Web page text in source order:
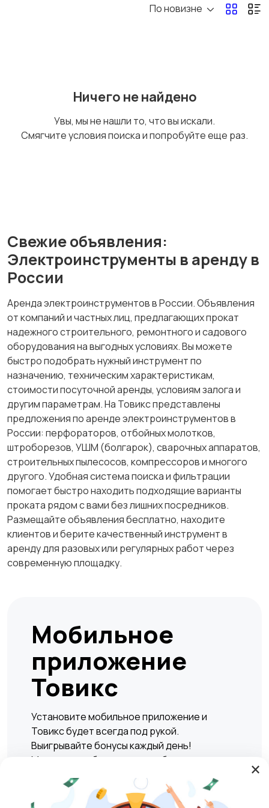
ы481
По новизне
Ничего не найдено
Увы, мы не нашли то, что вы искали.
Смягчите условия поиска и попробуйте еще раз.
Свежие объявления:
Электроинструменты в аренду в
России
Аренда электроинструментов в России. Объявления
от компаний и частных лиц, предлагающих прокат
надежного строительного, ремонтного и садового
оборудования на выгодных условиях. Вы можете
быстро подобрать нужный инструмент по
назначению, техническим характеристикам,
стоимости посуточной аренды, условиям залога и
другим параметрам. На Товикс представлены
предложения по аренде электроинструментов в
России: перфораторов, отбойных молотков,
штроборезов, УШМ (болгарок), сварочных аппаратов,
строительных пылесосов, компрессоров и многого
другого. Удобная система поиска и фильтрации
помогает быстро находить подходящие варианты
проката рядом с вами без лишних посредников.
Размещайте объявления бесплатно, находите
клиентов и берите качественный инструмент в
аренду для разовых или регулярных работ через
современную площадку.
Мобильное
приложение
Товикс
Установите мобильное приложение и
Товикс будет всегда под рукой.
Выигрывайте бонусы каждый день!
Мгновенно и безопасно подбирать жилье,
сделки по покупке или продаже любых
товаров и услуг в любое удобное время.
×